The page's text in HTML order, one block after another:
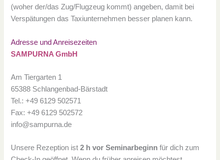
(woher der/das Zug/Flugzeug kommt) angeben, damit bei
Verspätungen das Taxiunternehmen besser planen kann.
Adresse und Anreisezeiten
SAMPURNA GmbH
Am Tiergarten 1
65388 Schlangenbad-Bärstadt
Tel.: +49 6129 502571
Fax: +49 6129 502572
info@sampurna.de
Unsere Rezeption ist 2 h vor Seminarbeginn für dich zum